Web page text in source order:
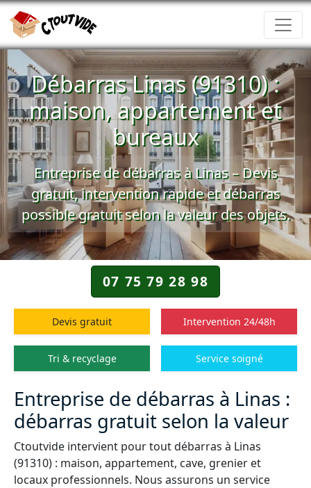
Débarras Linas (91310) :
maison, appartement et
bureaux
Entreprise de débarras à Linas – Devis
gratuit, intervention rapide et débarras
possible gratuit selon la valeur des objets.
07 75 79 28 98
Devis gratuit Intervention 24/48h
Tri & recyclage Service soigné
Entreprise de débarras à Linas :
débarras gratuit selon la valeur
Ctoutvide intervient pour tout débarras à Linas
(91310) : maison, appartement, cave, grenier et
locaux professionnels. Nous assurons un service